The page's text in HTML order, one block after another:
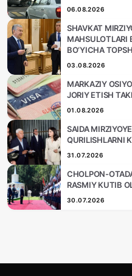
06.08.2026
SHAVKAT
MAHSULOTLARI
BO‘YICHA
03.08.2026
MARKAZIY
JORIY ETISH
01.08.2026
SAIDA
QURILISHLARNI
31.07.2026
CHOLPON-
RASMIY KUTIB
30.07.2026